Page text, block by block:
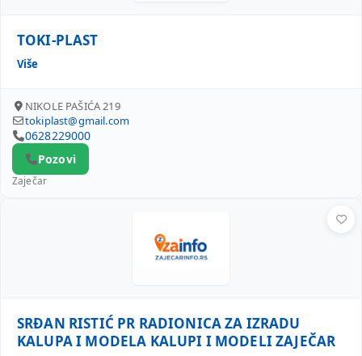
TOKI-PLAST
Više
NIKOLE PAŠIĆA 219
tokiplast@gmail.com
0628229000
Pozovi
Zaječar
SRĐAN RISTIĆ PR RADIONICA ZA IZRADU
KALUPA I MODELA KALUPI I MODELI ZAJEČAR